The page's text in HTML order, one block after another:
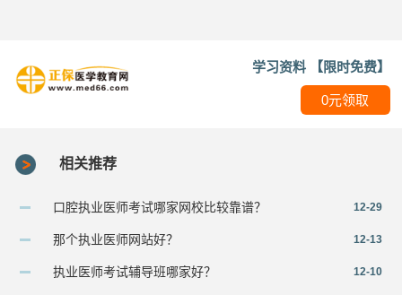
学习资料 【限时免费】
0元领取
相关推荐
口腔执业医师考试哪家网校比较靠谱？ 12-29
那个执业医师网站好？ 12-13
执业医师考试辅导班哪家好？ 12-10